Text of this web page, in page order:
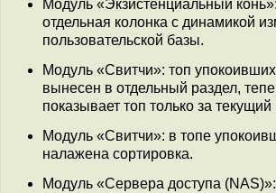
Модуль «Экзистенциальный
отдельная колонка с динамикой
пользовательской базы.
Модуль «Свитчи»: топ
вынесен в отдельный раздел,
показывает топ только за
Модуль «Свитчи»: в топе
налажена сортировка.
Модуль «Сервера доступа